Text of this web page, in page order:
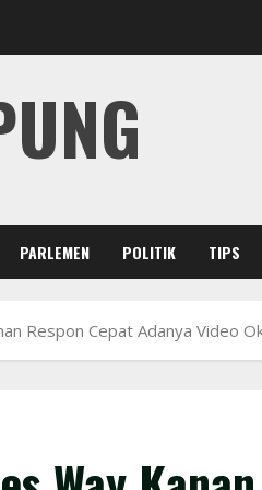
PARLEMEN POLITIK TIPS
Respon Cepat Adanya Video